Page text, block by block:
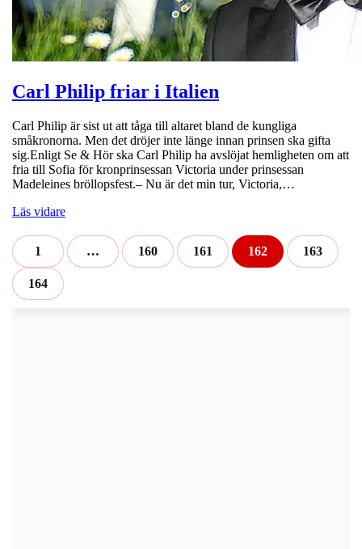
Carl Philip friar i Italien
Carl Philip är sist ut att tåga till altaret bland de kungliga
småkronorna. Men det dröjer inte länge innan prinsen ska gifta
sig.Enligt Se & Hör ska Carl Philip ha avslöjat hemligheten om att
fria till Sofia för kronprinsessan Victoria under prinsessan
Madeleines bröllopsfest.– Nu är det min tur, Victoria,…
Läs vidare
1 … 160 161 162 163
164